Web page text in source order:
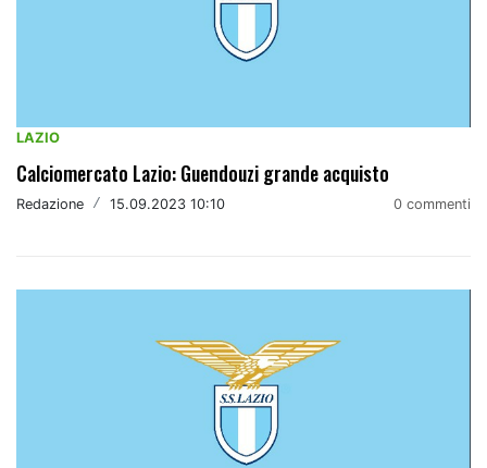
LAZIO
Calciomercato Lazio: Guendouzi grande acquisto
Redazione / 15.09.2023 10:10 0 commenti